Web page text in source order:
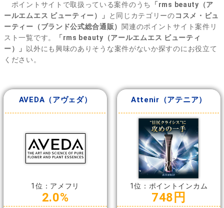
ポイントサイトで取扱っている案件のうち
「rms beauty（ア
ールエムエス ビューティー）」
と同じカテゴリーのコスメ・ビュ
ーティー（ブランド公式総合通販） 関連のポイントサイト案件リ
スト一覧です。
「rms beauty（アールエムエス ビューティ
ー）」
以外にも興味のありそうな案件がないか探すのにお役立て
ください。
AVEDA（アヴェダ）
1位：アメフリ
2.0%
Attenir（アテニア）
1位：ポイントインカム
748円